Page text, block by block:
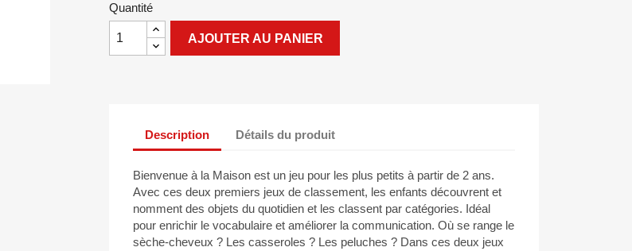
Quantité
AJOUTER AU PANIER
Description Détails du produit
Bienvenue à la Maison est un jeu pour les plus petits à partir de 2 ans.
Avec ces deux premiers jeux de classement, les enfants découvrent et
nomment des objets du quotidien et les classent par catégories. Idéal
pour enrichir le vocabulaire et améliorer la communication. Où se range le
sèche-cheveux ? Les casseroles ? Les peluches ? Dans ces deux jeux